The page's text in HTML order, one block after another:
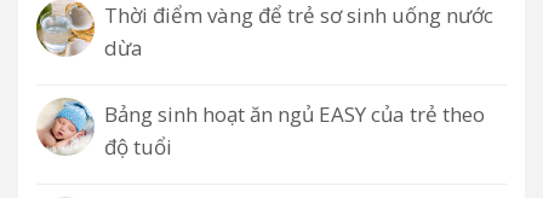
Thời điểm vàng để trẻ sơ sinh uống nước
dừa
Bảng sinh hoạt ăn ngủ EASY của trẻ theo
độ tuổi